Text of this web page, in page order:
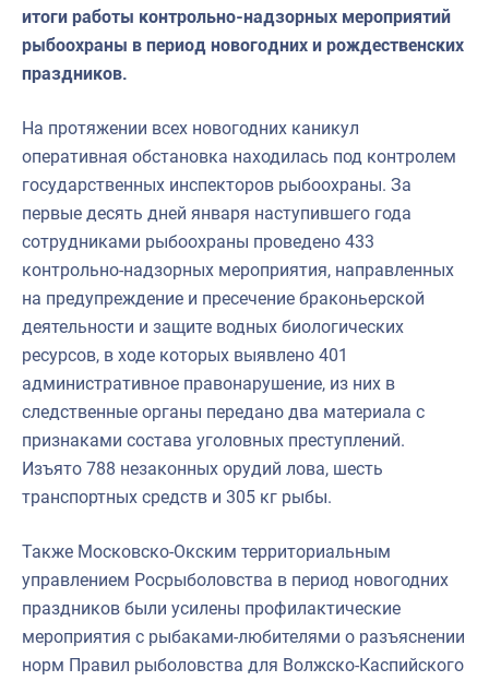
Приморское
Сахалино-Курильское
Северо-Западное
Североморское
итоги работы контрольно-надзорных мероприятий
рыбоохраны в период новогодних и рождественских
праздников.
На протяжении всех новогодних каникул
оперативная обстановка находилась под контролем
государственных инспекторов рыбоохраны. За
первые десять дней января наступившего года
сотрудниками рыбоохраны проведено 433
контрольно-надзорных мероприятия, направленных
на предупреждение и пресечение браконьерской
деятельности и защите водных биологических
ресурсов, в ходе которых выявлено 401
административное правонарушение, из них в
следственные органы передано два материала с
признаками состава уголовных преступлений.
Изъято 788 незаконных орудий лова, шесть
транспортных средств и 305 кг рыбы.
Также Московско-Окским территориальным
управлением Росрыболовства в период новогодних
праздников были усилены профилактические
мероприятия с рыбаками-любителями о разъяснении
норм Правил рыболовства для Волжско-Каспийского